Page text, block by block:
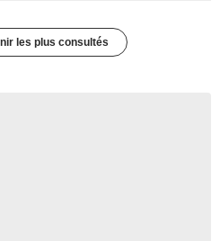
les plus consultés